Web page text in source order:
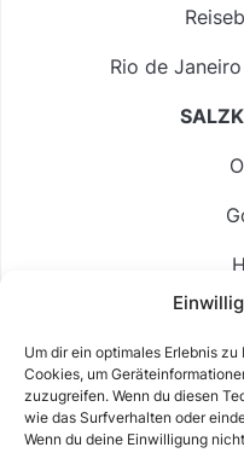
Um dir ein optimales Erlebnis
Cookies, um
zuzugreifen. Wenn du diesen
wie das Surfverhalten oder
Wenn du deine Einwilligung
Rio de